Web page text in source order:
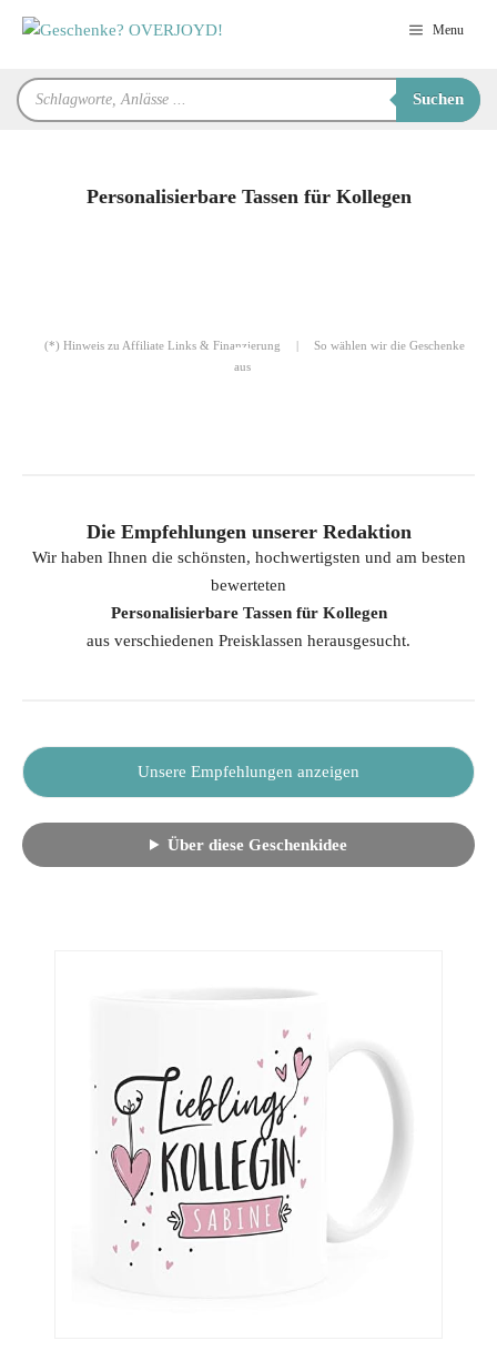
Inhalt
Menu
Products
search
Suchen
Personalisierbare Tassen für Kollegen
(*) Hinweis zu Affiliate Links & Finanzierung |
So wählen wir die Geschenke
aus
Die Empfehlungen unserer Redaktion
Wir haben Ihnen die schönsten, hochwertigsten und am besten
bewerteten
Personalisierbare Tassen für Kollegen
aus verschiedenen Preisklassen herausgesucht.
Unsere Empfehlungen anzeigen
Über diese Geschenkidee